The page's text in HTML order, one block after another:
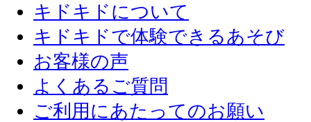
キドキドについて
キドキドで体験できるあそび
お客様の声
よくあるご質問
ご利用にあたってのお願い